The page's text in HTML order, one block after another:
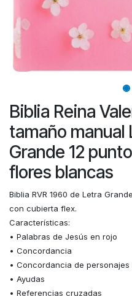
Biblia Reina
tamaño manual
Grande 12
flores blancas
Biblia RVR 1960 de Letra
con cubierta flex.
Características:
• Palabras de Jesús en rojo
• Concordancia
• Concordancia de personajes
• Ayudas
• Referencias cruzadas